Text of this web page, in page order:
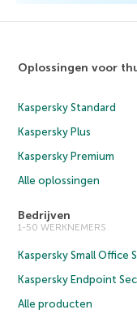
Oplossingen voor
Kaspersky Standard
Kaspersky Plus
Kaspersky Premium
Alle oplossingen
Bedrijven
1-50 WERKNEMERS
Kaspersky Small Office
Kaspersky Endpoint
Alle producten